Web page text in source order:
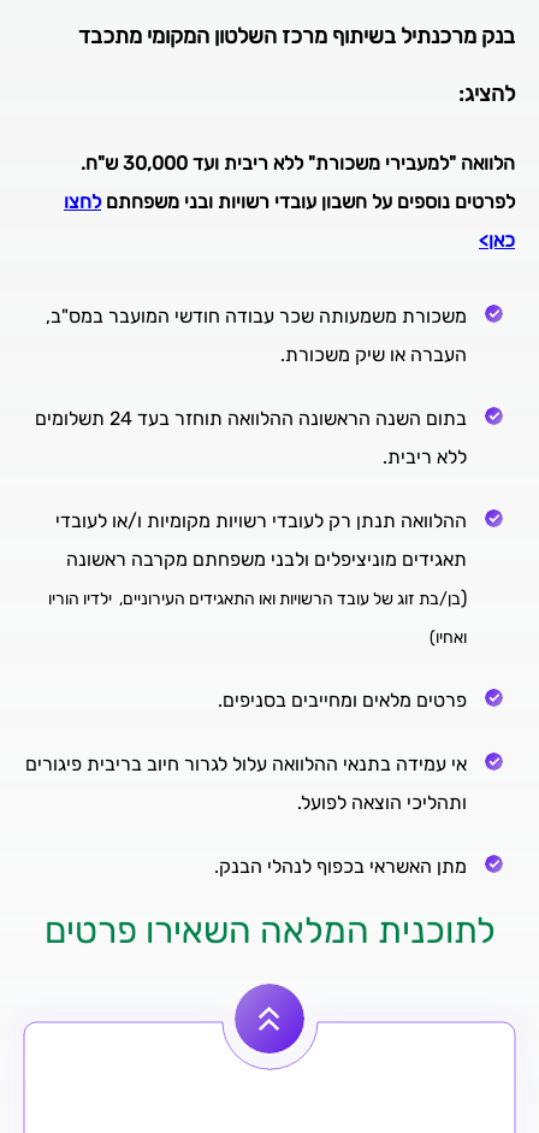
בנק מרכנתיל בשיתוף מרכז השלטון המקומי מתכבד
להציג:
הלוואה "למעבירי משכורת" ללא ריבית ועד 30,000 ש"ח.
לפרטים נוספים על חשבון עובדי רשויות ובני משפחתםלחצו
כאן>
משכורת משמעותה שכר עבודה חודשי המועבר במס"ב,
העברה או שיק משכורת.
בתום השנה הראשונה ההלוואה תוחזר בעד 24 תשלומים
ללא ריבית.
ההלוואה תנתן רק לעובדי רשויות מקומיות ו/או לעובדי
תאגידים מוניציפלים ולבני משפחתם מקרבה ראשונה
(בן/בת זוג של עובד הרשויות ואו התאגידים העירוניים, ילדיו הוריו
ואחיו)
פרטים מלאים ומחייבים בסניפים.
אי עמידה בתנאי ההלוואה עלול לגרור חיוב בריבית פיגורים
ותהליכי הוצאה לפועל.
מתן האשראי בכפוף לנהלי הבנק.
לתוכנית המלאה השאירו פרטים